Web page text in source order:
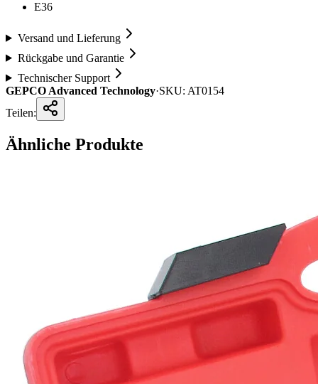
E36
Versand und Lieferung
Rückgabe und Garantie
Technischer Support
GEPCO Advanced Technology·SKU: AT0154
Teilen:
Ähnliche Produkte